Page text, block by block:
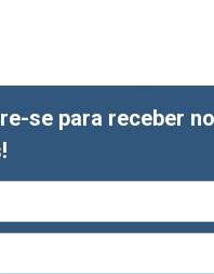
se para receber